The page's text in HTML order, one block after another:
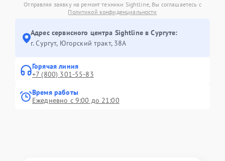
Отправляя заявку на ремонт техники Sightline, Вы соглашаетесь с
Политикой конфиденциальности
Адрес сервисного центра Sightline в Сургуте:
г. Сургут, Югорский тракт, 38А
Горячая линия
+7 (800) 301-55-83
Время работы
Ежедневно с 9:00 до 21:00